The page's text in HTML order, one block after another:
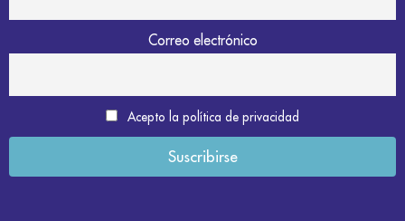
Correo electrónico
Acepto la política de privacidad